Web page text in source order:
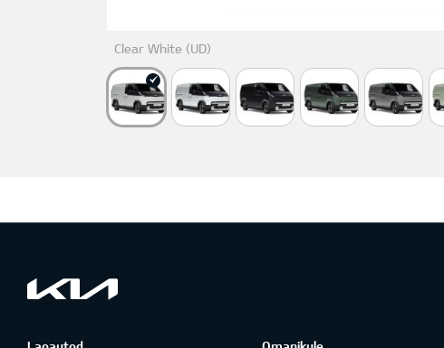
Clear White (UD)